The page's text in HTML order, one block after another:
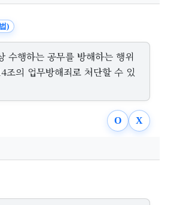
)
수행하는 공무를 방해하는 행위
조의 업무방해죄로 처단할 수 있
O X